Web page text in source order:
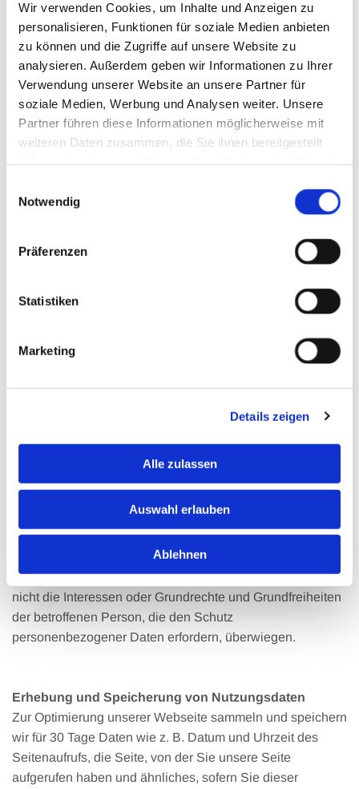
Wir verwenden Cookies, um Inhalte und Anzeigen zu
personalisieren, Funktionen für soziale Medien anbieten
zu können und die Zugriffe auf unsere Website zu
analysieren. Außerdem geben wir Informationen zu Ihrer
Verwendung unserer Website an unsere Partner für
soziale Medien, Werbung und Analysen weiter. Unsere
Partner führen diese Informationen möglicherweise mit
weiteren Daten zusammen, die Sie ihnen bereitgestellt
Notwendig
Präferenzen
Statistiken
Marketing
Details zeigen
Alle zulassen
Auswahl erlauben
Ablehnen
aufsichtsbehördlicher Anforderungen an uns.
Die Verarbeitung beruht auf Art. 6 I lit. a DSGVO, wenn Sie
uns Ihre Einwilligung zu der Verarbeitung der sie
betreffenden personenbezogenen Daten für einen oder
mehrere bestimmte Zwecke gegeben haben.
Verarbeitung zur Erfüllung eines Vertrages dessen
Vertragspartei die betroffene Person ist, erforderlich wird.
Dies gilt auch bei vorvertraglichen Maßnahmen, die auf
Anfrage der betroffenen Person erfolgen.
Die Verarbeitung beruht auf Art. 6 I lit. c DSGVO, wenn die
Verarbeitung zur Erfüllung einer rechtlichen Verpflichtung,
betroffenen Person oder einer anderen natürlichen Person
wenn sich eine betroffene Person schwer verletzt und
Arzt weitergegeben werden.
Die Verarbeitung beruht auf Art. 6 I lit. f DSGVO, wenn die
Verarbeitung zur Wahrung der berechtigten Interessen des
Verantwortlichen oder eines Dritten erforderlich ist, sofern
nicht die Interessen oder Grundrechte und Grundfreiheiten
der betroffenen Person, die den Schutz
personenbezogener Daten erfordern, überwiegen.
Erhebung und Speicherung von Nutzungsdaten
Zur Optimierung unserer Webseite sammeln und speichern
wir für 30 Tage Daten wie z. B. Datum und Uhrzeit des
Seitenaufrufs, die Seite, von der Sie unsere Seite
aufgerufen haben und ähnliches, sofern Sie dieser